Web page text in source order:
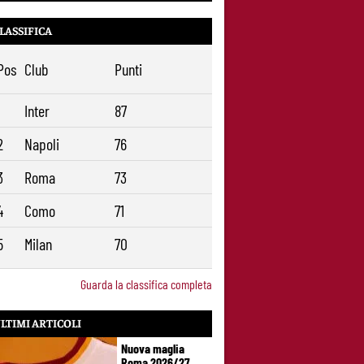
Club Punti
Inter
87
Napoli
76
Roma
73
Como
71
Milan 70
Guarda la classifica completa
ARTICOLI
Nuova maglia